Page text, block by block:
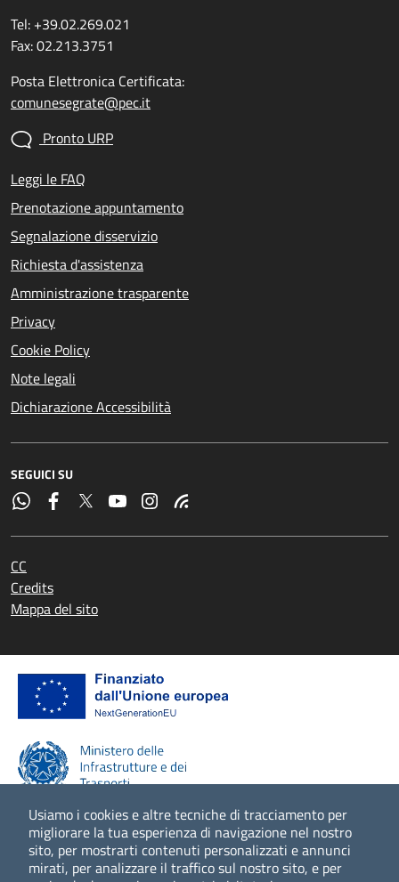
Usiamo i cookies e altre tecniche di tracciamento per
migliorare la tua esperienza di navigazione nel nostro
sito, per mostrarti contenuti personalizzati e annunci
mirati, per analizzare il traffico sul nostro sito, e per
Tel: +39.02.269.021
Fax: 02.213.3751
Posta Elettronica Certificata:
comunesegrate@pec.it
Pronto URP
Leggi le FAQ
Prenotazione appuntamento
Segnalazione disservizio
Richiesta d'assistenza
Amministrazione trasparente
Privacy
Cookie Policy
Note legali
Dichiarazione Accessibilità
SEGUICI SU
CC
Credits
Mappa del sito
Scopri di più